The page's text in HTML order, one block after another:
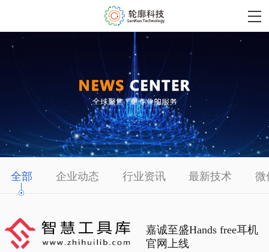
全部 企业动态 行业资讯 最新技术 微
嘉诚至盛Hands free耳机
官网上线